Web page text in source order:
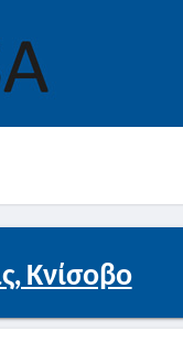
Κνίσοβο